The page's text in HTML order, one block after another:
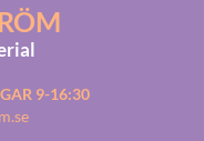
9-16:30